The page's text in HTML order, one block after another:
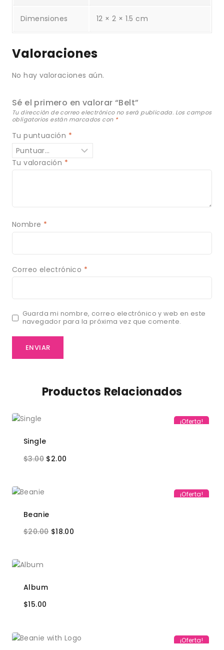
Dimensiones 12 × 2 × 1.5 cm
Valoraciones
No hay valoraciones aún.
Sé el primero en valorar “Belt”
Tu dirección de correo electrónico no será publicada. Los campos
obligatorios están marcados con *
Tu puntuación *
Tu valoración *
Nombre *
Correo electrónico *
Guarda mi nombre, correo electrónico y web en este
navegador para la próxima vez que comente.
Productos Relacionados
¡Oferta!
Single
$3.00 $2.00
¡Oferta!
Beanie
$20.00 $18.00
Album
$15.00
¡Oferta!